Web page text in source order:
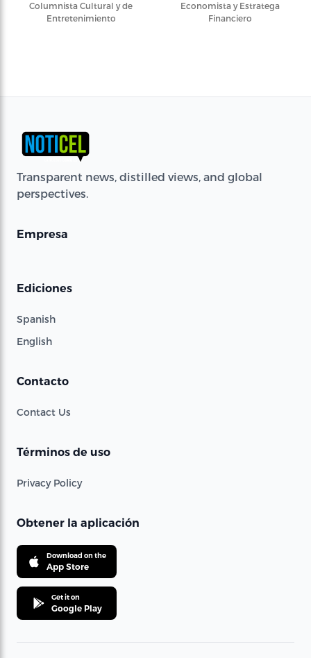
Columnista Cultural y de
Entretenimiento
Economista y Estratega
Financiero
Transparent news, distilled views, and global
perspectives.
Empresa
Ediciones
Spanish
English
Contacto
Contact Us
Términos de uso
Privacy Policy
Obtener la aplicación
Download on the
App Store
Get it on
Google Play